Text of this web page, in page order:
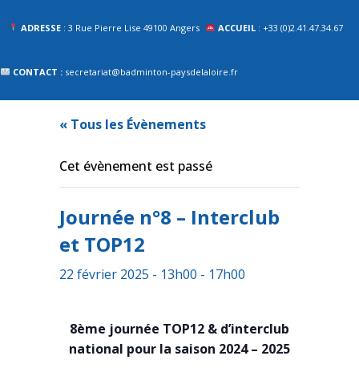
ADRESSE : 3 Rue Pierre Lise 49100 Angers ACCUEIL : +33 (0)2.41.47.34.67
CONTACT : secretariat@badminton-paysdelaloire.fr
« Tous les Évènements
Cet évènement est passé
Journée n°8 – Interclub
et TOP12
22 février 2025 - 13h00 - 17h00
8ème journée TOP12 & d’interclub
national pour la saison 2024 – 2025